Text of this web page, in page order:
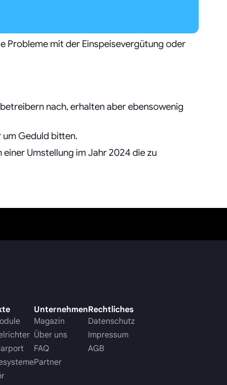
Probleme mit der Einspeisevergütung oder
nach, erhalten aber ebensowenig
um Geduld bitten.
Umstellung im Jahr 2024 die zu
Unternehmen
Magazin
Über uns
FAQ
Partner
Rechtliches
Datenschutz
Impressum
AGB